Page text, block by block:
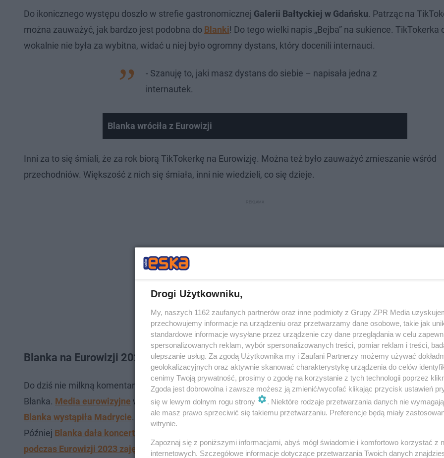
Do ikonicznego występu doszło w strefie gastronomicznej Galerii Bałtyckiej w Gdańsku. Patrząc na
można zauważyć, jak bardzo jest podobna do Blanki! Do tego wielki napis „Bejba” na sukience. TikTokerka
wokalnie nie była za wybitna, widać u niej było ogromny dystans, który docenili internauci.
- Szanuję to, jaki masz dystans do siebie – napisała jedna z
internautek.
Blanka wróciła z Eurowizji
Inni za to się śmiali, że za rok biorą TikTokerkę na Eurowizję. Można też było zauważyć zmieszanie wśród
przechodniów. Większość z nich się śmiała, inni nie wiedzieli, co się dzieje.
Blanka na Eurowizji 2023. Już przed konkursem były kontrowersje
Do dziś nie milkną komentarze od fanów Eurowizji. Podważająwynik polskich preselekcji, które wygrała
Blanka. Media eurowizyjne wystosowały apel do TVP w sprawie wyników. W międzyczasie Blanka
Blanka wystąpiła Madrycie. Był to jej pierwszy koncert w hiszpańskiej stolicy, jednak fani przyjęli ją
Później Blanka dała koncert w Tel Awiwie
podczas Eurowizji 2023 zajęła 19. miejsce w finale. Warto zauważyć, że w półfinale weszła z 3. miejsca,
Drogi Użytkowniku,
My, naszych 1162 zaufanych partnerów oraz inne podmioty z Grupy ZPR Media
przechowujemy informacje na urządzeniu oraz przetwarzamy dane osobowe, takie jak
standardowe informacje wysyłane przez urządzenie czy dane przeglądania w celu
spersonalizowanych reklam, wybór spersonalizowanych treści, pomiar reklam i treści,
ulepszanie usług. Za zgodą Użytkownika my i Zaufani Partnerzy możemy używać
geolokalizacyjnych oraz aktywnie skanować charakterystykę urządzenia do celów
cenimy Twoją prywatność, prosimy o zgodę na korzystanie z tych technologii poprzez
Zgoda jest dobrowolna i zawsze możesz ją zmienić/wycofać klikając przycisk ustawień
się w lewym dolnym rogu strony
. Niektóre rodzaje przetwarzania danych nie
ale masz prawo sprzeciwić się takiemu przetwarzaniu. Preferencje będą miały
witrynie.
Zapoznaj się z poniższymi informacjami, abyś mógł świadomie i komfortowo korzystać z
internetowych. Szczegółowe informacje dotyczące przetwarzania Twoich danych